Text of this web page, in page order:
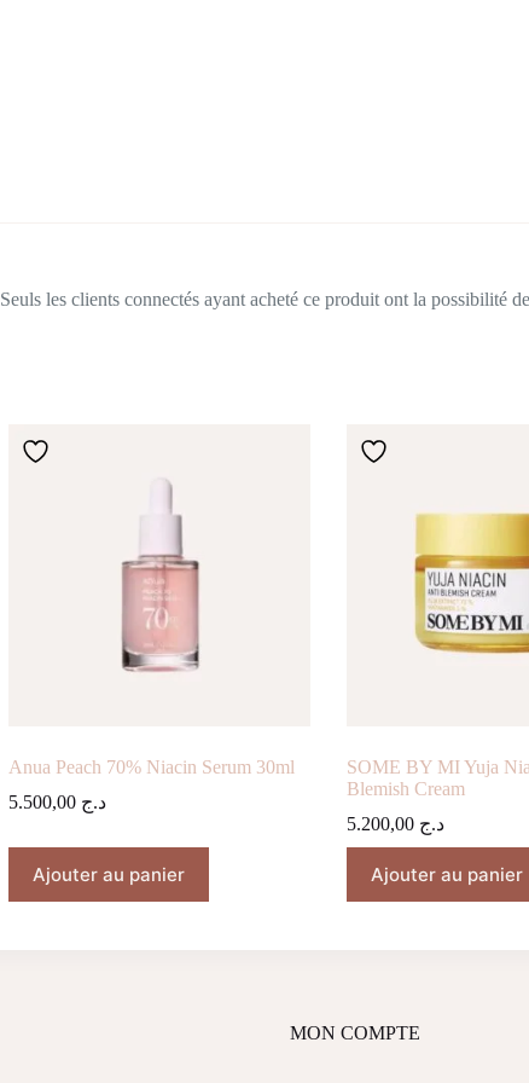
Seuls les clients connectés ayant acheté ce produit ont la possibilité
Anua Peach 70% Niacin Serum 30ml
د.ج 5.500,00
Ajouter au panier
SOME BY MI Yuja
Blemish Cream
د.ج 5.200,00
Ajouter au panier
MON COMPTE